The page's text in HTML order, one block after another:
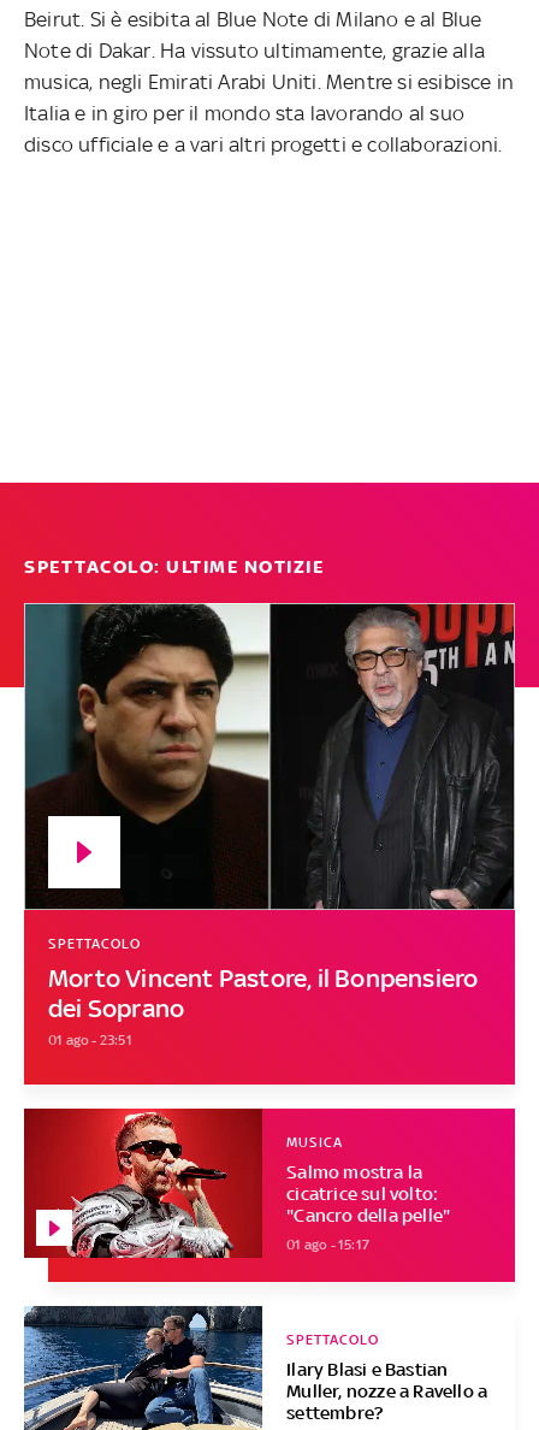
Beirut. Si è esibita al Blue Note di Milano e al Blue
Note di Dakar. Ha vissuto ultimamente, grazie alla
musica, negli Emirati Arabi Uniti. Mentre si esibisce in
Italia e in giro per il mondo sta lavorando al suo
disco ufficiale e a vari altri progetti e collaborazioni.
SPETTACOLO: ULTIME NOTIZIE
Morto Vincent Pastore, il Bonpensiero
dei Soprano
SPETTACOLO
01 ago - 23:51
Salmo mostra la
cicatrice sul volto:
"Cancro della pelle"
MUSICA
01 ago - 15:17
Ilary Blasi e Bastian
Muller, nozze a Ravello a
settembre?
SPETTACOLO